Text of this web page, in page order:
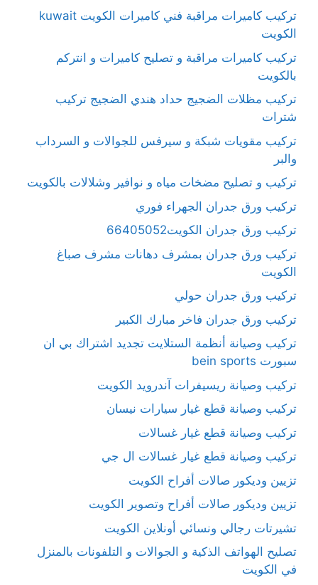
تركيب كاميرات مراقبة فني كاميرات الكويت kuwait
الكويت
تركيب كاميرات مراقبة و تصليح كاميرات و انتركم
بالكويت
تركيب مظلات الضجيج حداد هندي الضجيج تركيب
شترات
تركيب مقويات شبكة و سيرفس للجوالات و السرداب
والبر
تركيب و تصليح مضخات مياه و نوافير وشلالات بالكويت
تركيب ورق جدران الجهراء فوري
تركيب ورق جدران الكويت66405052
تركيب ورق جدران بمشرف دهانات مشرف صباغ
الكويت
تركيب ورق جدران حولي
تركيب ورق جدران فاخر مبارك الكبير
تركيب وصيانة أنظمة الستلايت تجديد اشتراك بي ان
سبورت bein sports
تركيب وصيانة ريسيفرات آندرويد الكويت
تركيب وصيانة قطع غيار سيارات نيسان
تركيب وصيانة قطع غيار غسالات
تركيب وصيانة قطع غيار غسالات ال جي
تزيين وديكور صالات أفراح الكويت
تزيين وديكور صالات أفراح وتصوير الكويت
تشيرتات رجالي ونسائي أونلاين الكويت
تصليح الهواتف الذكية و الجوالات و التلفونات بالمنزل
في الكويت